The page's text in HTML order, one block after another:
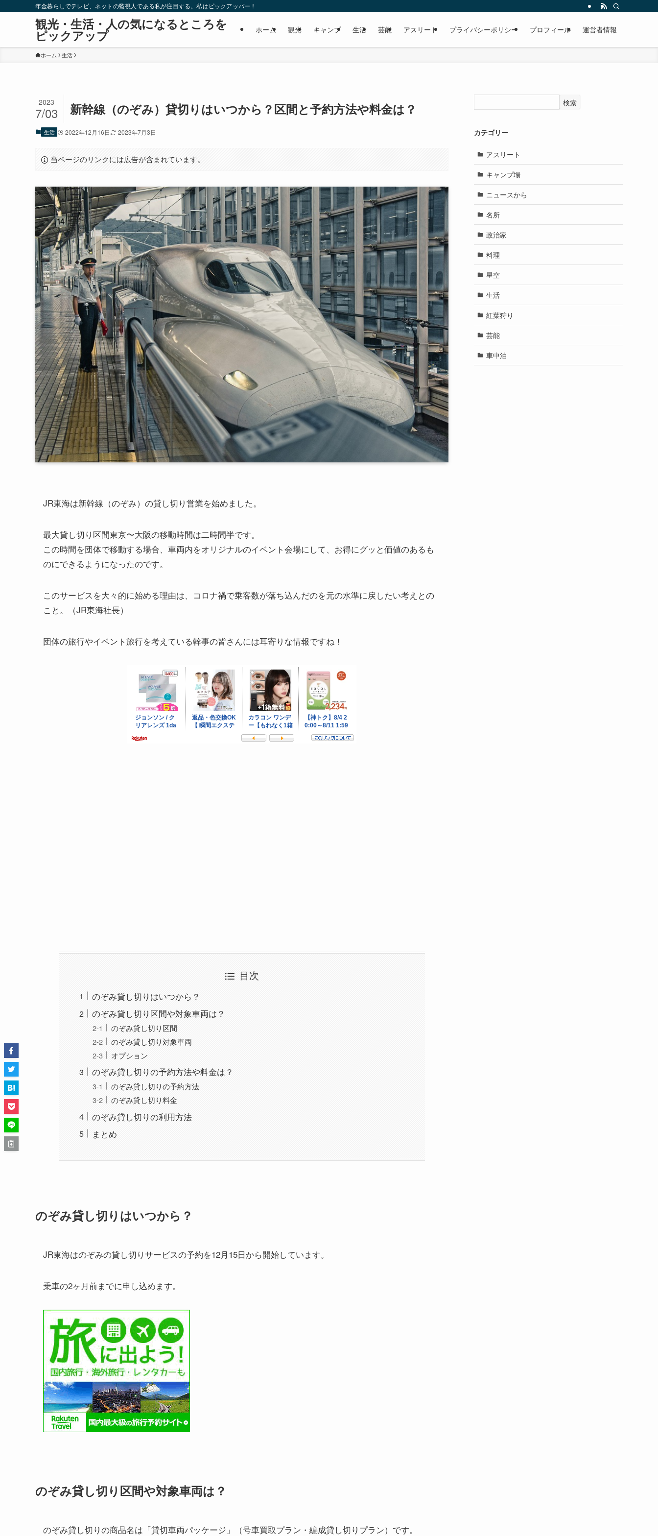
年金暮らしでテレビ、ネットの監視人である私が注目する。私はピックアッパー！
観光・生活・人の気になるところを
ピックアップ ホーム 観光 キャンプ 生活 芸能 アスリート プライバシーポリシー プロフィール 運営者情報
ホーム 生活
新幹線（のぞみ）貸切りはいつから？区間と予約方法や料金は？
2023
7/03
生活 2022年12月16日 2023年7月3日
当ページのリンクには広告が含まれています。
JR東海は新幹線（のぞみ）の貸し切り営業を始めました。
最大貸し切り区間東京〜大阪の移動時間は二時間半です。
この時間を団体で移動する場合、車両内をオリジナルのイベント会場にして、お得にグッと価値のあるも
のにできるようになったのです。
このサービスを大々的に始める理由は、コロナ禍で乗客数が落ち込んだのを元の水準に戻したい考えとの
こと。（JR東海社長）
団体の旅行やイベント旅行を考えている幹事の皆さんには耳寄りな情報ですね！
目次
のぞみ貸し切りはいつから？
のぞみ貸し切り区間や対象車両は？
のぞみ貸し切り区間
のぞみ貸し切り対象車両
オプション
のぞみ貸し切りの予約方法や料金は？
のぞみ貸し切りの予約方法
のぞみ貸し切り料金
のぞみ貸し切りの利用方法
まとめ
のぞみ貸し切りはいつから？
JR東海はのぞみの貸し切りサービスの予約を12月15日から開始しています。
乗車の2ヶ月前までに申し込めます。
のぞみ貸し切り区間や対象車両は？
のぞみ貸し切りの商品名は「貸切車両パッケージ」（号車買取プラン・編成貸し切りプラン）です。
検索
カテゴリー
アスリート
キャンプ場
ニュースから
名所
政治家
料理
星空
生活
紅葉狩り
芸能
車中泊